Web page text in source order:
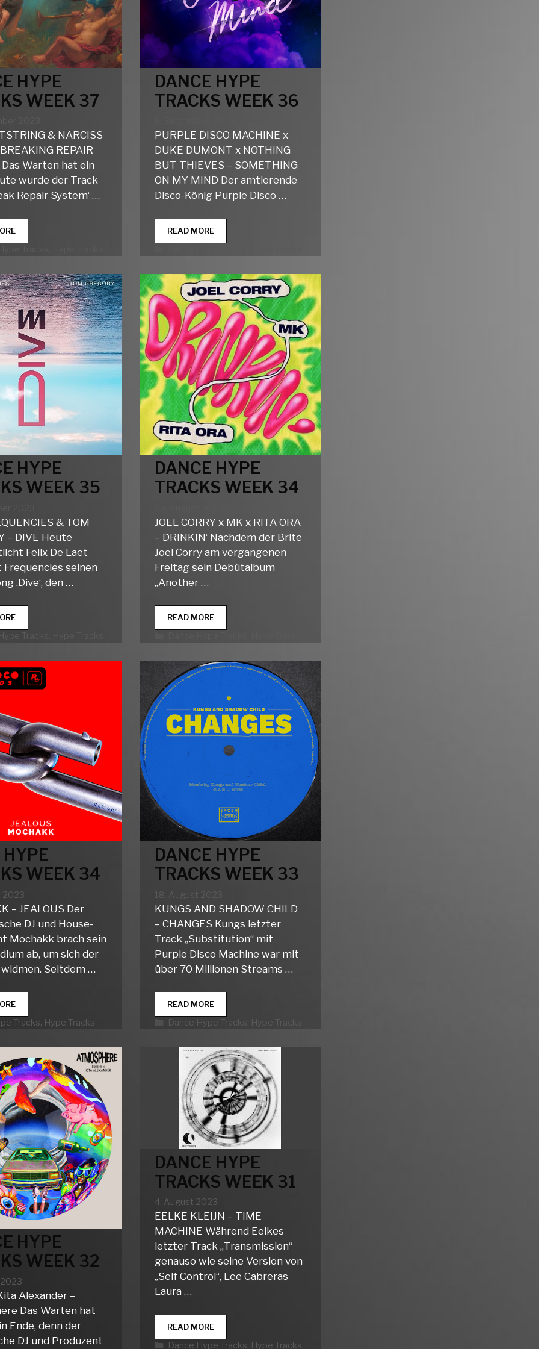
HYPE
WEEK 37
& NARCISS
REPAIR
Das Warten hat ein
wurde der Track
Repair System‘ …
DANCE
HYPE
37
DANCE HYPE
TRACKS WEEK 36
PURPLE DISCO MACHINE x
DUKE DUMONT x NOTHING
BUT THIEVES – SOMETHING
ON MY MIND Der amtierende
Disco-König Purple Disco …
READ MOREDANCE
HYPE
36
HYPE
WEEK 35
& TOM
– DIVE Heute
Felix De Laet
Frequencies seinen
‚Dive‘, den …
DANCE
HYPE
35
Tracks
DANCE HYPE
TRACKS WEEK 34
JOEL CORRY x MK x RITA ORA
– DRINKIN‘ Nachdem der Brite
Joel Corry am vergangenen
Freitag sein Debütalbum
„Another …
READ MOREDANCE
HYPE
34
WEEK 34
2023
– JEALOUS Der
DJ und House-
Mochakk brach sein
ab, um sich der
Seitdem …
CLUB
HYPE
TRACKS
34
Tracks, Hype Tracks
DANCE HYPE
TRACKS WEEK 33
18. August 2023
KUNGS AND SHADOW CHILD
– CHANGES Kungs letzter
Track „Substitution“ mit
Purple Disco Machine war mit
über 70 Millionen Streams …
READ MOREDANCE
HYPE
TRACKS
33
Kategorien
Dance Hype Tracks, Hype Tracks
HYPE
WEEK 32
Alexander –
Das Warten hat
Ende, denn der
DJ und Produzent
DANCE HYPE
TRACKS WEEK 31
4. August 2023
EELKE KLEIJN – TIME
MACHINE Während Eelkes
letzter Track „Transmission“
genauso wie seine Version von
„Self Control“, Lee Cabreras
Laura …
READ MOREDANCE
HYPE
Kategorien
Dance Hype Tracks, Hype Tracks